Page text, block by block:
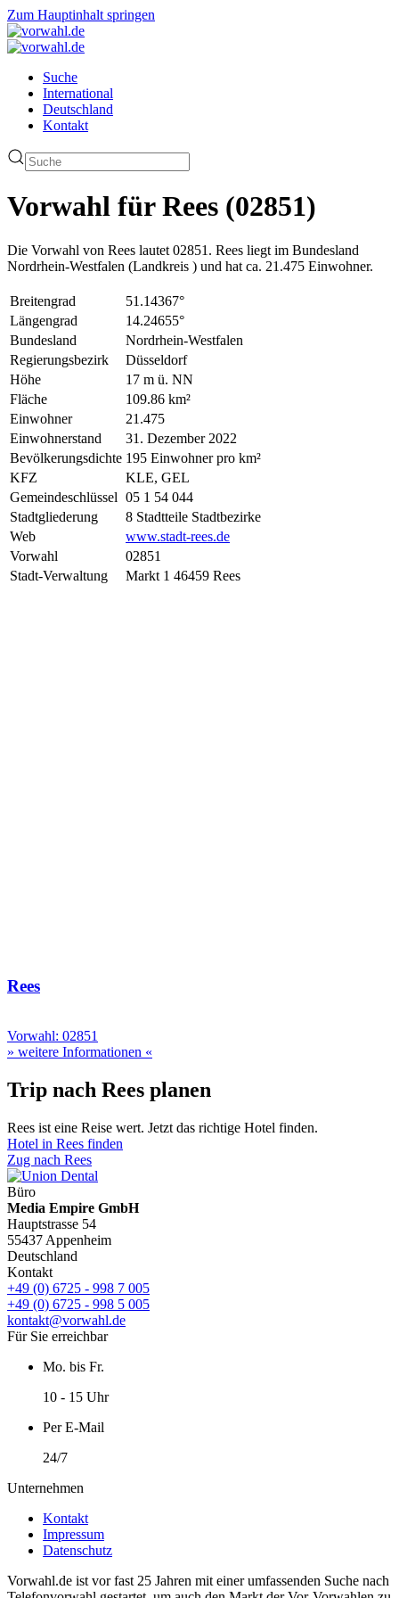
Zum Hauptinhalt springen
Suche
International
Deutschland
Kontakt
Vorwahl für Rees (02851)
Die Vorwahl von Rees lautet 02851. Rees liegt im Bundesland
Nordrhein-Westfalen (Landkreis ) und hat ca. 21.475 Einwohner.
Breitengrad
51.14367°
Längengrad
14.24655°
Bundesland
Nordrhein-Westfalen
Regierungsbezirk
Düsseldorf
Höhe
17 m ü. NN
Fläche
109.86 km²
Einwohner
21.475
Einwohnerstand
31. Dezember 2022
Bevölkerungsdichte 195 Einwohner pro km²
KFZ
KLE, GEL
Gemeindeschlüssel 05 1 54 044
Stadtgliederung
8 Stadtteile Stadtbezirke
Web
www.stadt-rees.de
Vorwahl
02851
Stadt-Verwaltung
Markt 1 46459 Rees
Rees
Vorwahl: 02851
» weitere Informationen «
Trip nach Rees planen
Rees ist eine Reise wert. Jetzt das richtige Hotel finden.
Hotel in Rees finden
Zug nach Rees
Büro
Media Empire GmbH
Hauptstrasse 54
55437 Appenheim
Deutschland
Kontakt
+49 (0) 6725 - 998 7 005
+49 (0) 6725 - 998 5 005
kontakt@vorwahl.de
Für Sie erreichbar
Mo. bis Fr.
10 - 15 Uhr
Per E-Mail
24/7
Unternehmen
Kontakt
Impressum
Datenschutz
Vorwahl.de ist vor fast 25 Jahren mit einer umfassenden Suche nach